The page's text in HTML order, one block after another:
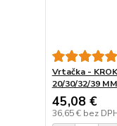
Vrtačka -
20/30/32/39
45,08 €
36,65 € bez